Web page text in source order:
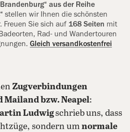
aus der Reihe
stellen wir Ihnen die schönsten
Freuen Sie sich auf 168 Seiten mit
Rad- und Wandertouren
Gleich versandkostenfrei
Zugverbindungen
bzw. Neapel:
Ludwigschrieb uns, dass
sondern um normale